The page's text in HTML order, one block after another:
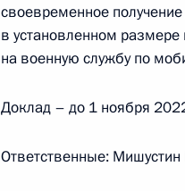
7 октября 2022 года,
Перечень поручений по
7 октября 2022 года, 20:00
своевременное
в установленном
на военную службу по
Доклад – до 1 ноября
Ответственные: